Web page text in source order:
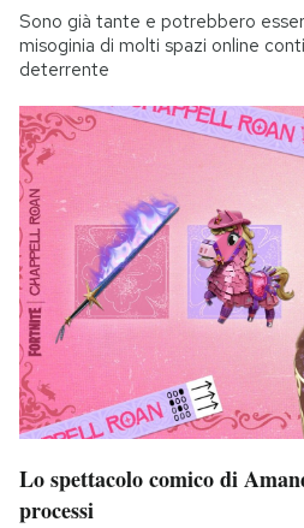
Sono già tante e potrebbero
misoginia di molti spazi online
deterrente
Lo spettacolo comico di
processi